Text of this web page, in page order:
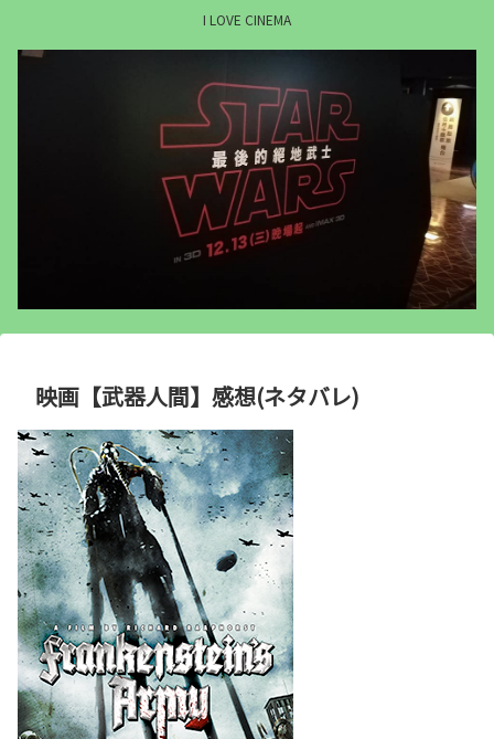
I LOVE CINEMA
映画【武器人間】感想(ネタバレ)